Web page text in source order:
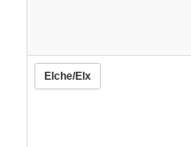
Elche/Elx